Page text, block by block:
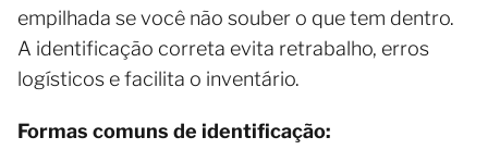
empilhada se você não souber o que tem dentro.
A identificação correta evita retrabalho, erros
logísticos e facilita o inventário.
Formas comuns de identificação: